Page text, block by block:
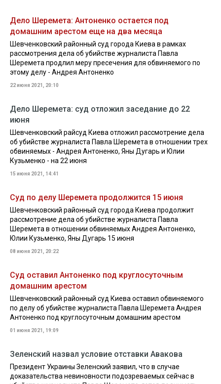
Дело Шеремета: Антоненко остается под
домашним арестом еще на два месяца
Шевченковский районный суд города Киева в рамках
рассмотрения дела об убийстве журналиста Павла
Шеремета продлил меру пресечения для обвиняемого по
этому делу - Андрея Антоненко
22 июня 2021, 20:10
Дело Шеремета: суд отложил заседание до 22
июня
Шевченковский райсуд Киева отложил рассмотрение дела
об убийстве журналиста Павла Шеремета в отношении трех
обвиняемых - Андрея Антоненко, Яны Дугарь и Юлии
Кузьменко - на 22 июня
15 июня 2021, 14:41
Суд по делу Шеремета продолжится 15 июня
Шевченковский районный суд города Киева продолжит
рассмотрение дела об убийстве журналиста Павла
Шеремета в отношении обвиняемых Андрея Антоненко,
Юлии Кузьменко, Яны Дугарь 15 июня
08 июня 2021, 20:22
Суд оставил Антоненко под круглосуточным
домашним арестом
Шевченковский районный суд Киева оставил обвиняемого
по делу об убийстве журналиста Павла Шеремета Андрея
Антоненко под круглосуточным домашним арестом
01 июня 2021, 19:09
Зеленский назвал условие отставки Авакова
Президент Украины Зеленский заявил, что в случае
доказательства невиновности подозреваемых сейчас в